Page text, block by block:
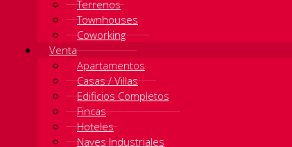
Terrenos
Townhouses
Coworking
Venta
Apartamentos
Casas / Villas
Edificios Completos
Fincas
Hoteles
Naves Industriales